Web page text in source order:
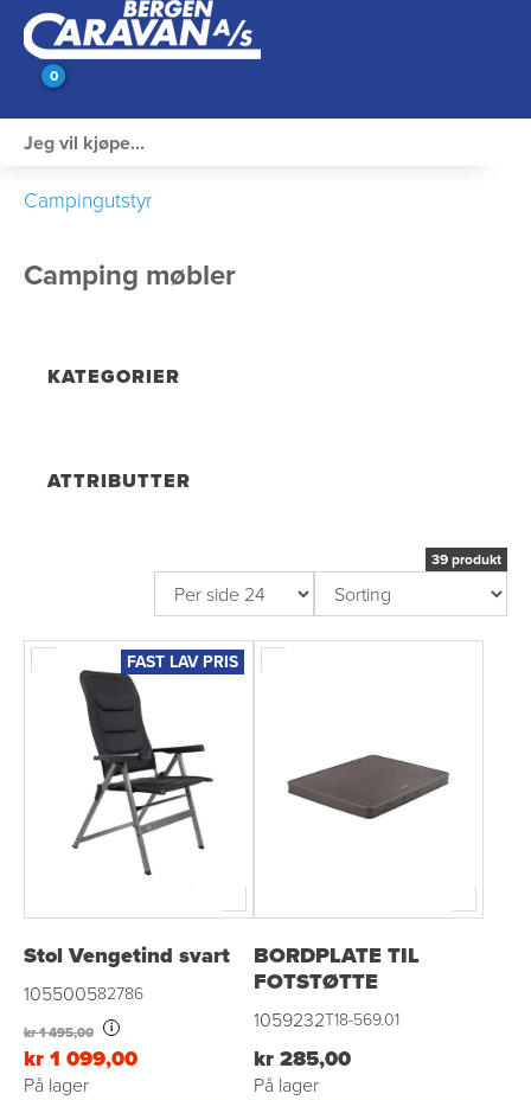
0
Campingutstyr
Camping møbler
KATEGORIER
ATTRIBUTTER
39 produkt
FAST LAV PRIS
Stol Vengetind svart
105500582786
kr 1 495,00 i
kr 1 099,00
På lager
BORDPLATE TIL
FOTSTØTTE
1059232T18-569.01
kr 285,00
På lager